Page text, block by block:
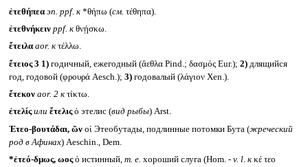
ἐτεθήπεα эп. ppf. к*θήπω (см. τέθηπα).
ἐτεθνήκειν ppf. кθνῄσκω.
ἔτειλα aor. кτέλλω.
ἔτειος 3 1)годичный, ежегодный (ἄεθλα Pind.; δασμός Eur.); 2)длящийся
год, годовой (φρουρά Aesch.); 3)годовалый (λάγιον Xen.).
ἔτεκον aor. 2 кτίκτω.
ἐτελίςили ἔτελιςὁ этелис (вид рыбы) Arst.
Ἐτεο-βουτάδαι, ῶνοἱ Этеобутады, подлинные потомки Бута (жреческий
род в Афинах) Aeschin., Dem.
*ἐτεό-δμως, ωοςὁ истинный, т. е. хороший слуга (Hom. - v. l. кκέ τεο